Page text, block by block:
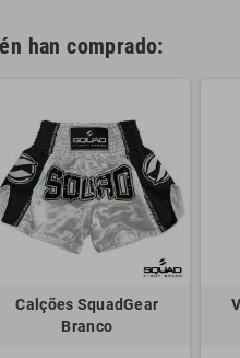
han comprado:
Calções SquadGear
Branco